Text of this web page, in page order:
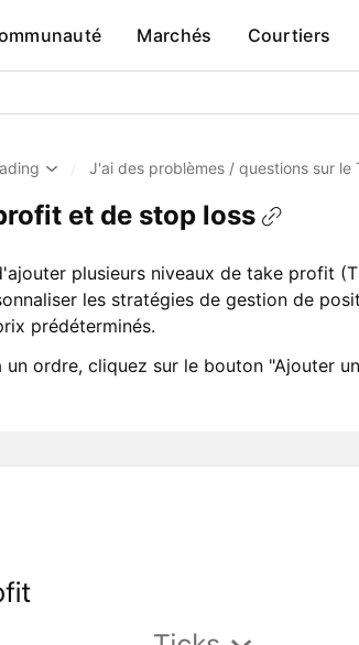
Marchés Courtiers
J'ai des problèmes / questions sur le
et de stop loss
plusieurs niveaux de take profit
les stratégies de gestion de
prédéterminés.
ordre, cliquez sur le bouton "Ajouter